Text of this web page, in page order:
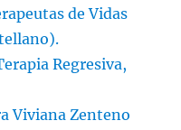
de Vidas
Regresiva,
Viviana Zenteno